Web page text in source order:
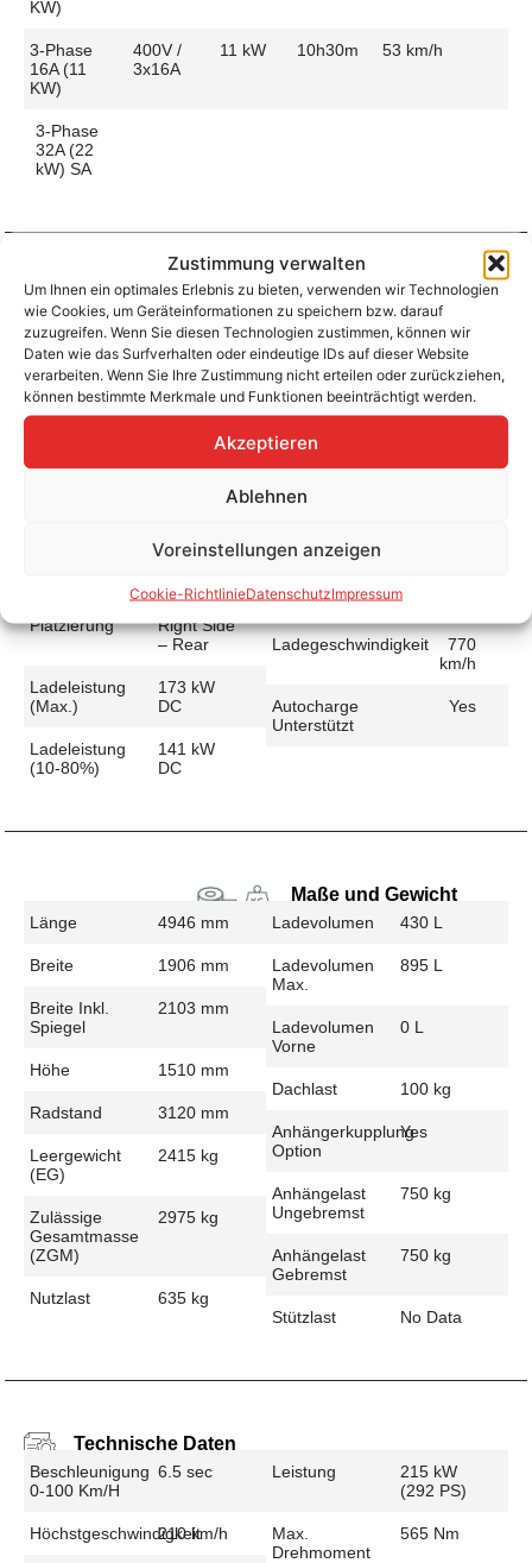
Zustimmung verwalten
Um Ihnen ein optimales Erlebnis zu bieten, verwenden wir Technologien
wie Cookies, um Geräteinformationen zu speichern bzw. darauf
zuzugreifen. Wenn Sie diesen Technologien zustimmen, können wir
Daten wie das Surfverhalten oder eindeutige IDs auf dieser Website
verarbeiten. Wenn Sie Ihre Zustimmung nicht erteilen oder zurückziehen,
können bestimmte Merkmale und Funktionen beeinträchtigt werden.
Akzeptieren
Ablehnen
Voreinstellungen anzeigen
Cookie-RichtlinieDatenschutzImpressum
KW)
3-Phase
16A (11
KW)
400V /
3x16A
11 kW 10h30m 53 km/h
3-Phase
32A (22
kW) SA
Aufladen zu Hause / am Fahrtziel
Ladeanschluss Type 2
Platzierung
Right Side
– Rear
Ladezeit (0-
>490 Km)
10h30m
Ladegeschwindigkeit54 km/h
Schnellladen
Platzierung
Right Side
– Rear
Ladeleistung
(max.)
173 kW
DC
Ladeleistung
(10-80%)
141 kW
DC
>392 Km)
Ladegeschwindigkeit
770
km/h
Autocharge
Unterstützt
Yes
Maße und Gewicht
Länge 4946 mm
Breite 1906 mm
Breite Inkl.
Spiegel
2103 mm
Höhe 1510 mm
Radstand 3120 mm
Leergewicht
(EG)
2415 kg
Zulässige
Gesamtmasse
(zGM)
2975 kg
Nutzlast 635 kg
Ladevolumen 430 L
Ladevolumen
Max.
895 L
Ladevolumen
Vorne
0 L
Dachlast 100 kg
Anhängerkupplung
Option
Yes
Anhängelast
Ungebremst
750 kg
Anhängelast
Gebremst
750 kg
Stützlast No Data
Technische Daten
Beschleunigung
0-100 Km/h
6.5 sec
Höchstgeschwindigkeit
210 km/h
Leistung
215 kW
(292 PS)
Max.
Drehmoment
565 Nm